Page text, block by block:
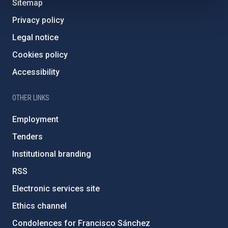
Sitemap
Privacy policy
Legal notice
Cookies policy
Accessibility
OTHER LINKS
Employment
Tenders
Institutional branding
RSS
Electronic services site
Ethics channel
Condolences for Francisco Sánchez